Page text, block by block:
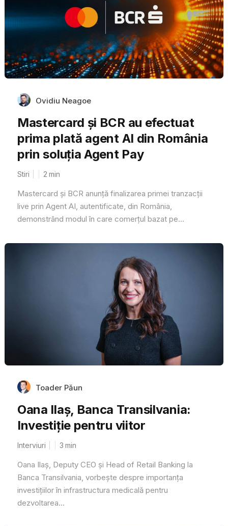
Ovidiu Neagoe
Mastercard și BCR au efectuat
prima plată agent AI din România
prin soluția Agent Pay
Stiri 2 min
Mastercard și BCR anunță finalizarea primei tranzacții
live prin Agent AI, autentificate, din România,
demonstrând modul în care comerțul bazat pe...
Toader Păun
Oana Ilaș, Banca Transilvania:
Investiție pentru viitor
Interviuri 3 min
Oana Ilaș, Deputy CEO și Head of Retail Banking la
Banca Transilvania, vorbește despre importanța
investițiilor în infrastructura medicală pentru
dezvoltarea...